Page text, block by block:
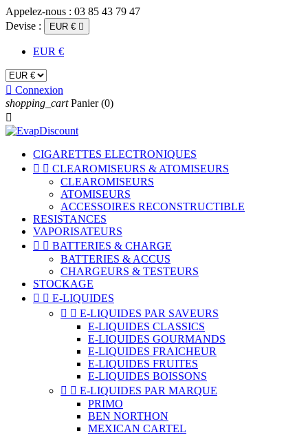
Appelez-nous : 03 85 43 79 47
Devise :
EUR € 
EUR €
 Connexion
shopping_cart Panier (0)

CIGARETTES ELECTRONIQUES
  CLEAROMISEURS & ATOMISEURS
CLEAROMISEURS
ATOMISEURS
ACCESSOIRES RECONSTRUCTIBLE
RESISTANCES
VAPORISATEURS
  BATTERIES & CHARGE
BATTERIES & ACCUS
CHARGEURS & TESTEURS
STOCKAGE
  E-LIQUIDES
  E-LIQUIDES PAR SAVEURS
E-LIQUIDES CLASSICS
E-LIQUIDES GOURMANDS
E-LIQUIDES FRAICHEUR
E-LIQUIDES FRUITES
E-LIQUIDES BOISSONS
  E-LIQUIDES PAR MARQUE
PRIMO
BEN NORTHON
MEXICAN CARTEL